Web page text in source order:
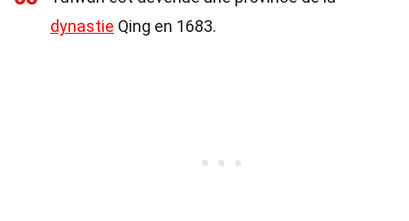
dynastie Qing en 1683.